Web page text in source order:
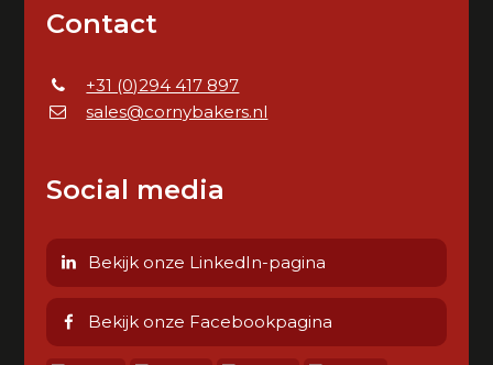
Contact
+31 (0)294 417 897
sales@cornybakers.nl
Social media
Bekijk onze LinkedIn-pagina
Bekijk onze Facebookpagina